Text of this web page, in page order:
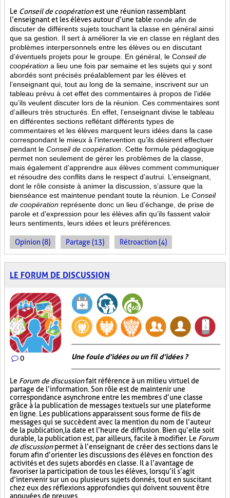
Le Conseil de coopérationest une réunion rassemblant
l’enseignant et les élèves autour d’une table ronde afin de
discuter de différents sujets touchant la classe en général ainsi
que sa gestion. Il sert à améliorer la vie en classe en réglant des
problèmes interpersonnels entre les élèves ou en discutant
d’éventuels projets pour le groupe. En général, le Conseil de
coopération a lieu une fois par semaine et les sujets qui y sont
abordés sont précisés préalablement par les élèves et
l’enseignant qui, tout au long de la semaine, inscrivent sur un
tableau prévu à cet effet des commentaires à propos de l’idée
qu’ils veulent discuter lors de la réunion. Ces commentaires sont
d’ailleurs très structurés. En effet, l’enseignant divise le tableau
en différentes sections reflétant différents types de
commentaires et les élèves marquent leurs idées dans la case
correspondant le mieux à l’intervention qu’ils désirent effectuer
pendant le Conseil de coopération . Cette formule pédagogique
permet non seulement de gérer les problèmes de la classe,
mais également d’apprendre aux élèves comment communiquer
et résoudre des conflits dans le respect d’autrui. L’enseignant,
dont le rôle consiste à animer la discussion, s’assure que la
bienséance est maintenue pendant toute la réunion. Le Conseil
de coopération représente donc un lieu d’échange, de prise de
parole et d’expression pour les élèves afin qu’ils fassent valoir
leurs sentiments, leurs idées et leurs préférences.
Opinion (8) Partage (13) Rétroaction (4)
LE FORUM DE DISCUSSION
0 Une foule d’idées ou un fil d’idées ?
Le Forum de discussionfait référence à un milieu virtuel de
partage de l’information. Son rôle est de maintenir une
correspondance asynchrone entre les membres d’une classe
grâce à la publication de messages textuels sur une plateforme
en ligne. Les publications apparaissent sous forme de fils de
messages qui se succèdent avec la mention du nom de l’auteur
de la publication, la date et l’heure de diffusion. Bien qu’elle soit
durable, la publication est, par ailleurs, facile à modifier. Le Forum
de discussionpermet à l’enseignant de créer des sections dans le
forum afin d’orienter les discussions des élèves en fonction des
activités et des sujets abordés en classe. Il a l’avantage de
favoriser la participation de tous les élèves, lorsqu’il s’agit
d’intervenir sur un ou plusieurs sujets donnés, tout en suscitant
chez eux des réflexions approfondies qui doivent souvent être
appuyées de preuves.